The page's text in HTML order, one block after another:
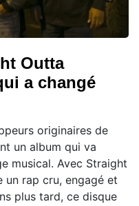
Outta
a changé
originaires de
un album qui va
musical. Avec Straight
un rap cru, engagé et
plus tard, ce disque